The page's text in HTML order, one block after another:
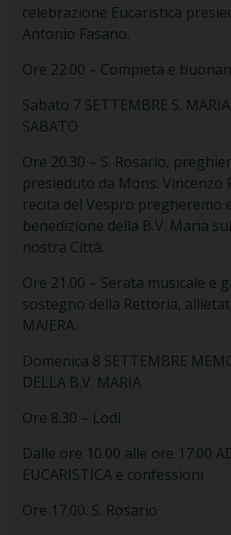
celebrazione Eucaristica
Antonio Fasano.
Ore 22.00 – Compieta e
Sabato 7 SETTEMBRE S.
SABATO
Ore 20.30 – S. Rosario,
presieduto da Mons. Vincenzo
recita del Vespro pregheremo
benedizione della B.V. Maria
nostra Città.
Ore 21.00 – Serata musicale e
sostegno della Rettoria,
MAIERA.
Domenica 8 SETTEMBRE
DELLA B.V. MARIA
Ore 8.30 – Lodi
Dalle ore 10.00 alle ore 17.00
EUCARISTICA e confessioni
Ore 17.00. S. Rosario